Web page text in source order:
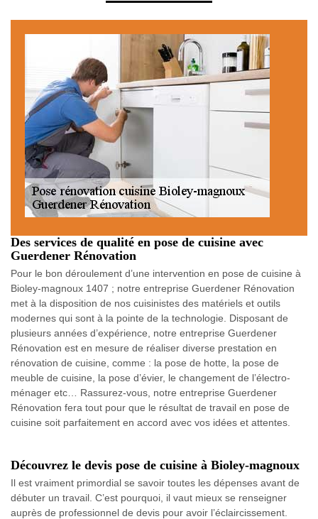
Des services de qualité en pose de cuisine avec
Guerdener Rénovation
Pour le bon déroulement d’une intervention en pose de cuisine à
Bioley-magnoux 1407 ; notre entreprise Guerdener Rénovation
met à la disposition de nos cuisinistes des matériels et outils
modernes qui sont à la pointe de la technologie. Disposant de
plusieurs années d’expérience, notre entreprise Guerdener
Rénovation est en mesure de réaliser diverse prestation en
rénovation de cuisine, comme : la pose de hotte, la pose de
meuble de cuisine, la pose d’évier, le changement de l’électro-
ménager etc… Rassurez-vous, notre entreprise Guerdener
Rénovation fera tout pour que le résultat de travail en pose de
cuisine soit parfaitement en accord avec vos idées et attentes.
Découvrez le devis pose de cuisine à Bioley-magnoux
Il est vraiment primordial se savoir toutes les dépenses avant de
débuter un travail. C’est pourquoi, il vaut mieux se renseigner
auprès de professionnel de devis pour avoir l’éclaircissement.